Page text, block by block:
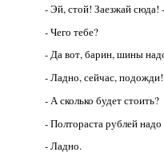
- Эй, стой! Заезжай
- Чего тебе?
- Да вот, барин, шины
- Ладно, сейчас, подожди!
- А сколько будет стоить?
- Полтораста рублей
- Ладно.